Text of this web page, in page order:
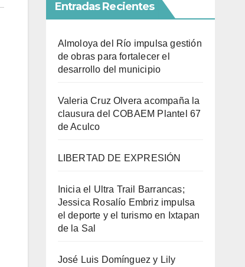
Entradas Recientes
Almoloya del Río impulsa gestión
de obras para fortalecer el
desarrollo del municipio
Valeria Cruz Olvera acompaña la
clausura del COBAEM Plantel 67
de Aculco
LIBERTAD DE EXPRESIÓN
Inicia el Ultra Trail Barrancas;
Jessica Rosalío Embriz impulsa
el deporte y el turismo en Ixtapan
de la Sal
José Luis Domínguez y Lily